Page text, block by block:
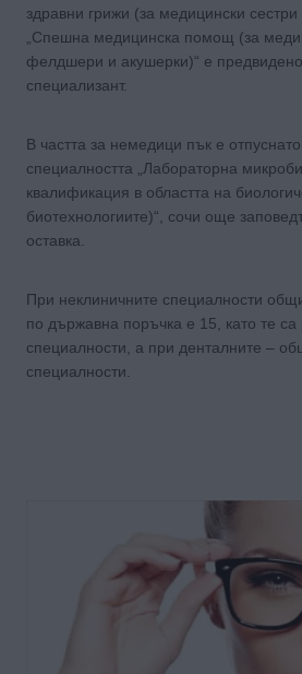
здравни грижи (за медицински
„Спешна медицинска помощ (за
фелдшери и акушерки)“ е
специализант.
В частта за немедици пък е
специалността „Лабораторна
квалификация в областта на
биотехнологиите)“, сочи още
оставка.
При неклиничните специалности
по държавна поръчка е 15, като те
специалности, а при денталните –
специалности.